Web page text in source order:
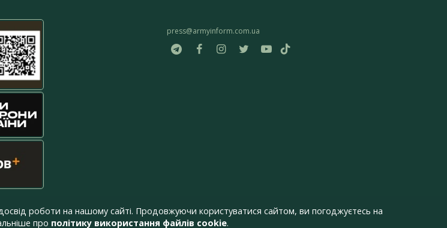
press@armyinform.com.ua
роботи на нашому сайті. Продовжуючи користуватися сайтом, ви погоджуєтесь на
про політику використання файлів cookie.